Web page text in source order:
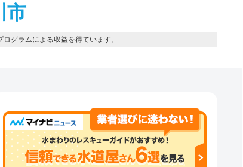
市
グラムによる収益を得ています。